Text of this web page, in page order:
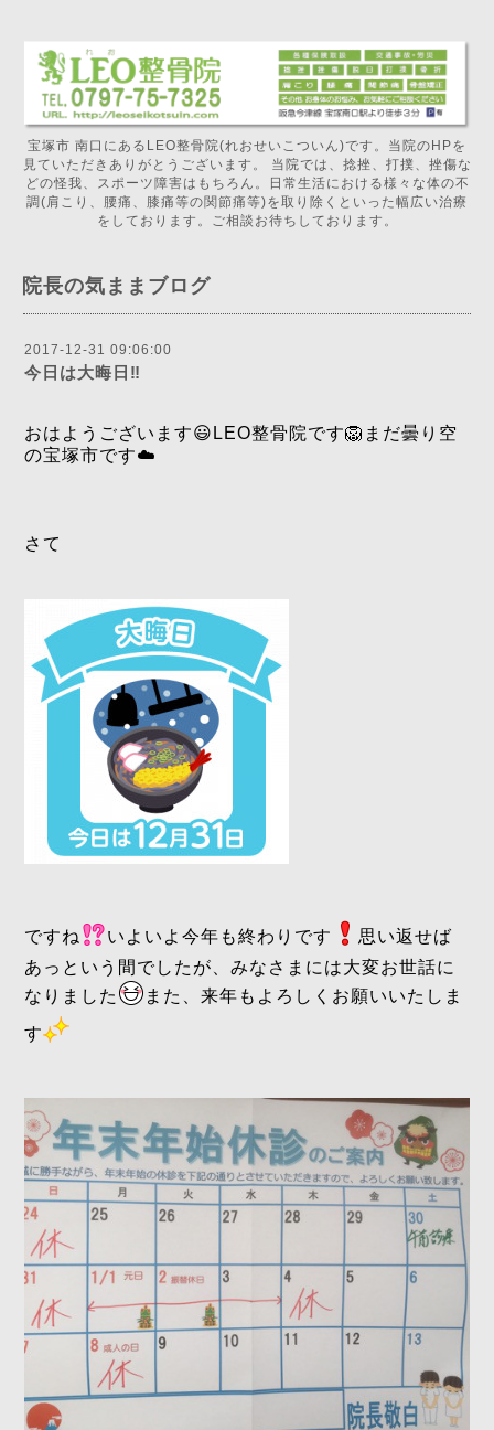
宝塚市 南口にあるLEO整骨院(れおせいこついん)です。当院のHPを
見ていただきありがとうございます。 当院では、捻挫、打撲、挫傷な
どの怪我、スポーツ障害はもちろん。日常生活における様々な体の不
調(肩こり、腰痛、膝痛等の関節痛等)を取り除くといった幅広い治療
をしております。ご相談お待ちしております。
院長の気ままブログ
2017-12-31 09:06:00
今日は大晦日‼️
おはようございます😃LEO整骨院です🦁まだ曇り空
の宝塚市です☁️
さて
ですね いよいよ今年も終わりです
思い返せば
あっという間でしたが、みなさまには大変お世話に
なりました
また、来年もよろしくお願いいたしま
す